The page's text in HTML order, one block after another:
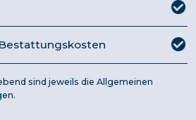
sind jeweils die Allgemeinen